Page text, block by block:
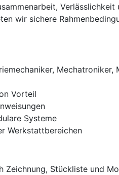
wir sichere
Vorteil
Systeme
Werkstattbereichen
Zeichnung, Stückliste und